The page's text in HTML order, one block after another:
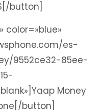
button]
color=»blue»
es-
9552ce32-85ee-
Money
button]